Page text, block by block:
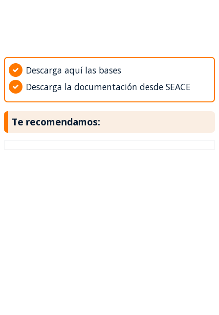
Descarga aquí las bases
Descarga la documentación desde SEACE
Te recomendamos: